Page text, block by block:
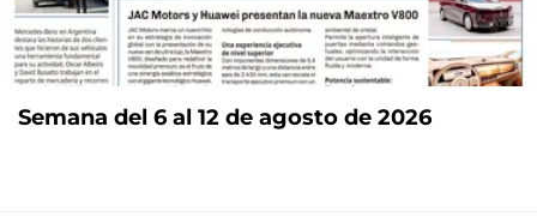
Semana del 6 al 12 de agosto de 2026